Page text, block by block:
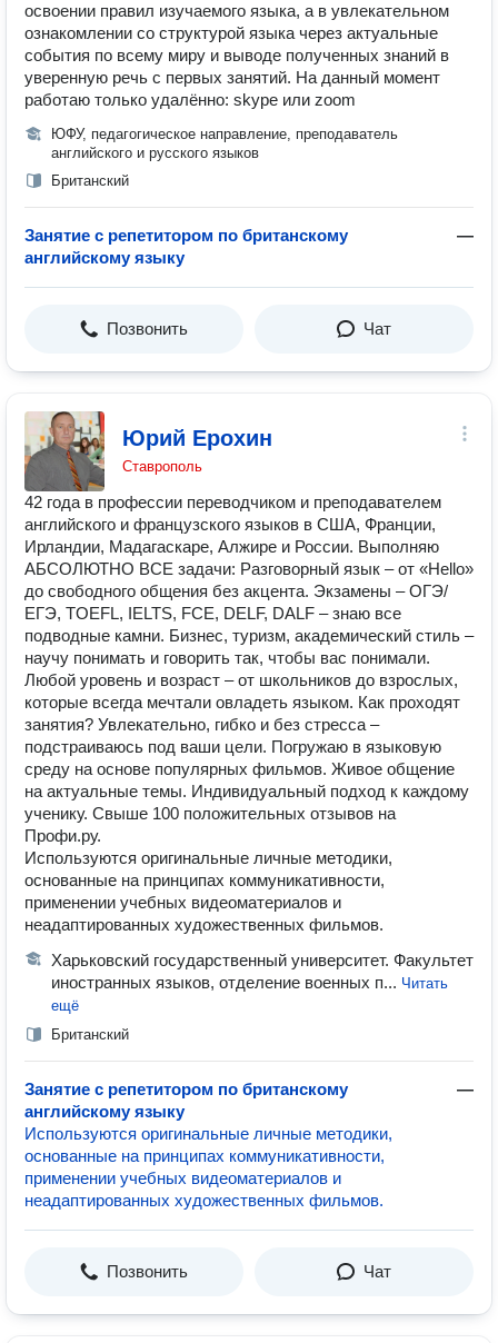
освоении правил изучаемого языка, а в увлекательном
ознакомлении со структурой языка через актуальные
события по всему миру и выводе полученных знаний в
уверенную речь с первых занятий. На данный момент
работаю только удалённо: skype или zoom
ЮФУ, педагогическое направление, преподаватель
английского и русского языков
Британский
Занятие с репетитором по британскому
английскому языку
—
Позвонить Чат
Юрий Ерохин
Ставрополь
42 года в профессии переводчиком и преподавателем
английского и французского языков в США, Франции,
Ирландии, Мадагаскаре, Алжире и России. Выполняю
АБСОЛЮТНО ВСЕ задачи: Разговорный язык – от «Hello»
до свободного общения без акцента. Экзамены – ОГЭ/
ЕГЭ, TOEFL, IELTS, FCE, DELF, DALF – знаю все
подводные камни. Бизнес, туризм, академический стиль –
научу понимать и говорить так, чтобы вас понимали.
Любой уровень и возраст – от школьников до взрослых,
которые всегда мечтали овладеть языком. Как проходят
занятия? Увлекательно, гибко и без стресса –
подстраиваюсь под ваши цели. Погружаю в языковую
среду на основе популярных фильмов. Живое общение
на актуальные темы. Индивидуальный подход к каждому
ученику. Свыше 100 положительных отзывов на
Профи.ру.
Используются оригинальные личные методики,
основанные на принципах коммуникативности,
применении учебных видеоматериалов и
неадаптированных художественных фильмов.
Харьковский государственный университет. Факультет
иностранных языков, отделение военных п... Читать
ещё
Британский
Занятие с репетитором по британскому
английскому языку
—
Используются оригинальные личные методики,
основанные на принципах коммуникативности,
применении учебных видеоматериалов и
неадаптированных художественных фильмов.
Позвонить Чат